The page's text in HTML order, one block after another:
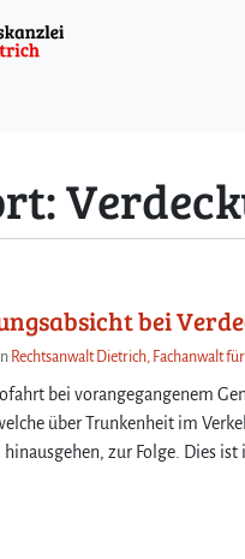
bei
Rechtsanwalt Dietrich, Fachanwalt
bei vorangegangenem
über Trunkenheit im
hinausgehen, zur Folge. Dies